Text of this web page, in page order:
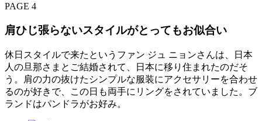
PAGE 4
肩ひじ張らないスタイルがとってもお似合い
休日スタイルで来たというファン ジュ ニョンさんは、日本
人の旦那さまとご結婚されて、日本に移り住まれたのだそ
う。肩の力の抜けたシンプルな服装にアクセサリーを合わせ
るのが好きで、この日も両手にリングをされていました。ブ
ランドはパンドラがお好み。